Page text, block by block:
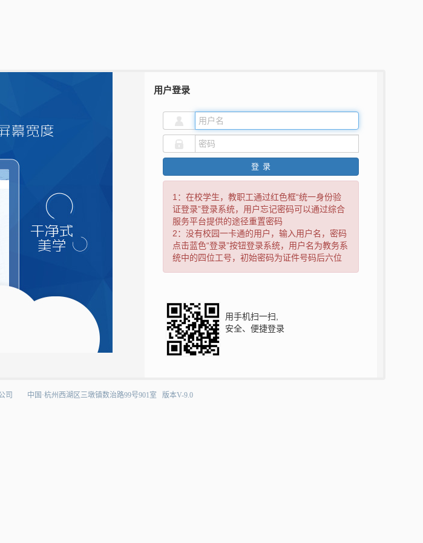
用户登录
登录
1：在校学生，教职工通过红色框“统一身份验
证登录”登录系统，用户忘记密码可以通过综合
服务平台提供的途径重置密码
2：没有校园一卡通的用户，输入用户名，密码
点击蓝色“登录”按钮登录系统，用户名为教务系
统中的四位工号，初始密码为证件号码后六位
用手机扫一扫,
安全、便捷登录
司中国·杭州西湖区三墩镇数治路99号901室版本V-9.0